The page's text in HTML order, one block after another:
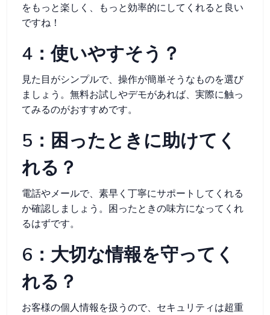
をもっと楽しく、もっと効率的にしてくれると良い
ですね！
4：使いやすそう？
見た目がシンプルで、操作が簡単そうなものを選び
ましょう。無料お試しやデモがあれば、実際に触っ
てみるのがおすすめです。
5：困ったときに助けてく
れる？
電話やメールで、素早く丁寧にサポートしてくれる
か確認しましょう。困ったときの味方になってくれ
るはずです。
6：大切な情報を守ってく
れる？
お客様の個人情報を扱うので、セキュリティは超重